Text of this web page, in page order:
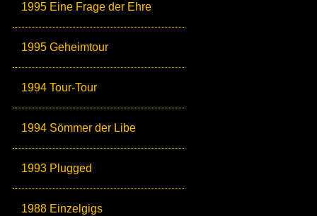
1995 Eine Frage der Ehre
1995 Geheimtour
1994 Tour-Tour
1994 Sömmer der Libe
1993 Plugged
1988 Einzelgigs